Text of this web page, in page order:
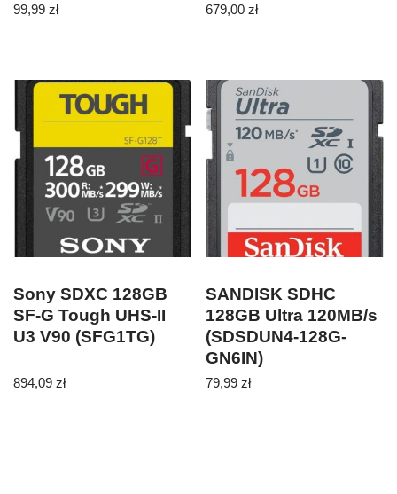
99,99 zł 679,00zł
Sony SDXC 128GB
SF-G Tough UHS-II
U3 V90 (SFG1TG)
894,09 zł
SANDISK SDHC
128GB Ultra 120MB/s
(SDSDUN4-128G-
GN6IN)
79,99zł